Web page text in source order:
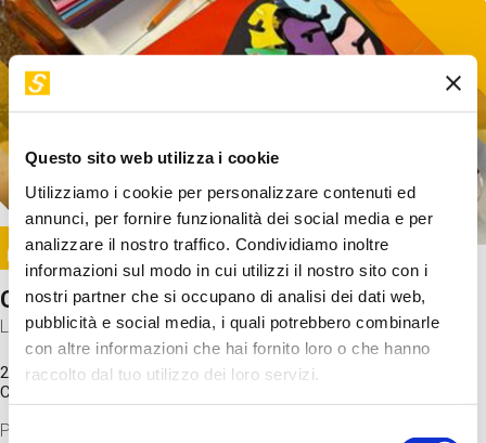
Questo sito web utilizza i cookie
Utilizziamo i cookie per personalizzare contenuti ed
annunci, per fornire funzionalità dei social media e per
analizzare il nostro traffico. Condividiamo inoltre
informazioni sul modo in cui utilizzi il nostro sito con i
nostri partner che si occupano di analisi dei dati web,
pubblicità e social media, i quali potrebbero combinarle
con altre informazioni che hai fornito loro o che hanno
raccolto dal tuo utilizzo dei loro servizi.
Selezione
Image
SUNDAY@STEP
Come funziona il cervello?
Laboratorio
20 Set 2026 / 11:15 - 13:00
Costo
Proveremo a costruire un cervello in cartoncino cercando di